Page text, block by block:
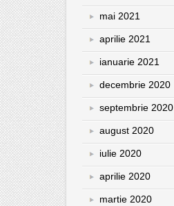
mai 2021
aprilie 2021
ianuarie 2021
decembrie 2020
septembrie 2020
august 2020
iulie 2020
aprilie 2020
martie 2020